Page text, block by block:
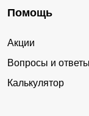
Помощь
Акции
Вопросы и ответы
Калькулятор